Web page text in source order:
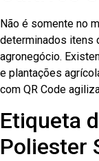
Não é somente no
determinados itens
agronegócio.
e plantações
com QR Code
Etiqueta
Poliester